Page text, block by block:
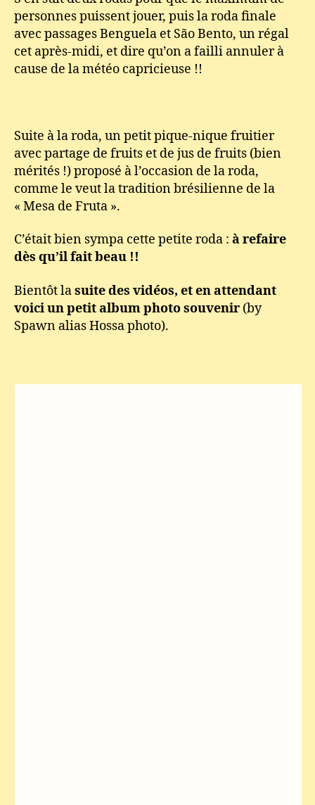
personnes puissent jouer, puis la roda finale
avec passages Benguela et São Bento, un régal
cet après-midi, et dire qu’on a failli annuler à
cause de la météo capricieuse !!
Suite à la roda, un petit pique-nique fruitier
avec partage de fruits et de jus de fruits (bien
mérités !) proposé à l’occasion de la roda,
comme le veut la tradition brésilienne de la
« Mesa de Fruta ».
C’était bien sympa cette petite roda : à refaire
dès qu’il fait beau !!
Bientôt lasuite des vidéos, et en attendant
voici un petit album photo souvenir (by
Spawn alias Hossa photo).